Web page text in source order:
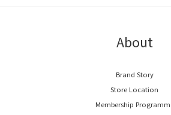
About
Brand Story
Store Location
Membership